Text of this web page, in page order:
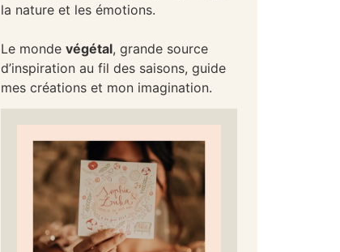
la nature et les émotions.
Le monde végétal, grande source
d’inspiration au fil des saisons, guide
mes créations et mon imagination.